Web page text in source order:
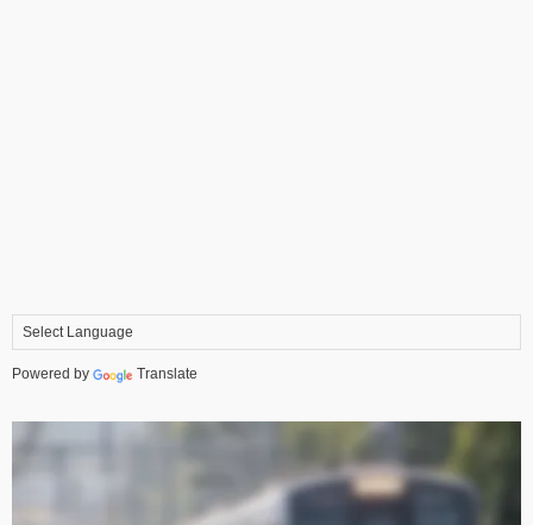
Powered by Translate